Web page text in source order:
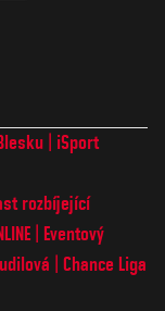
iSport
rozbíjející
Eventový
Chance Liga